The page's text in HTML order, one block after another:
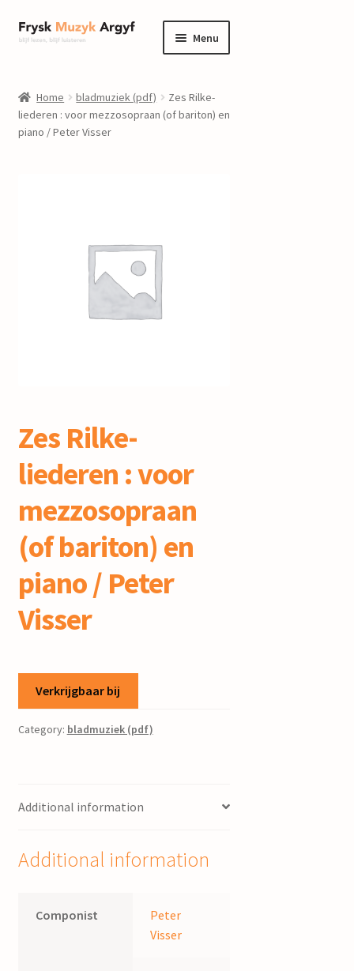
Ga
door
navigatie
Ga
naar
inhoud
Menu
informatie
Submenu
Home bladmuziek (pdf)
Zes Rilke-
liederen : voor mezzosopraan (of bariton) en
piano / Peter Visser
Zes Rilke-
liederen : voor
mezzosopraan
(of bariton) en
piano / Peter
Visser
Verkrijgbaar bij
Category: bladmuziek (pdf)
Additional information
Additional information
Componist
Peter
Visser